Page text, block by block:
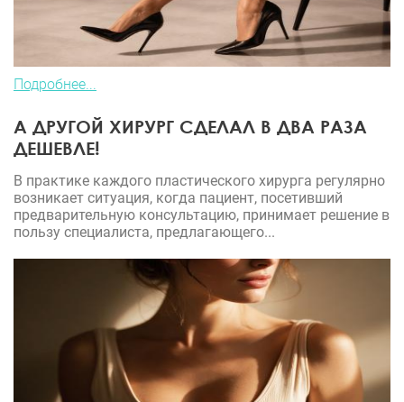
Подробнее...
А ДРУГОЙ ХИРУРГ СДЕЛАЛ В ДВА РАЗА
ДЕШЕВЛЕ!
В практике каждого пластического хирурга регулярно
возникает ситуация, когда пациент, посетивший
предварительную консультацию, принимает решение в
пользу специалиста, предлагающего...